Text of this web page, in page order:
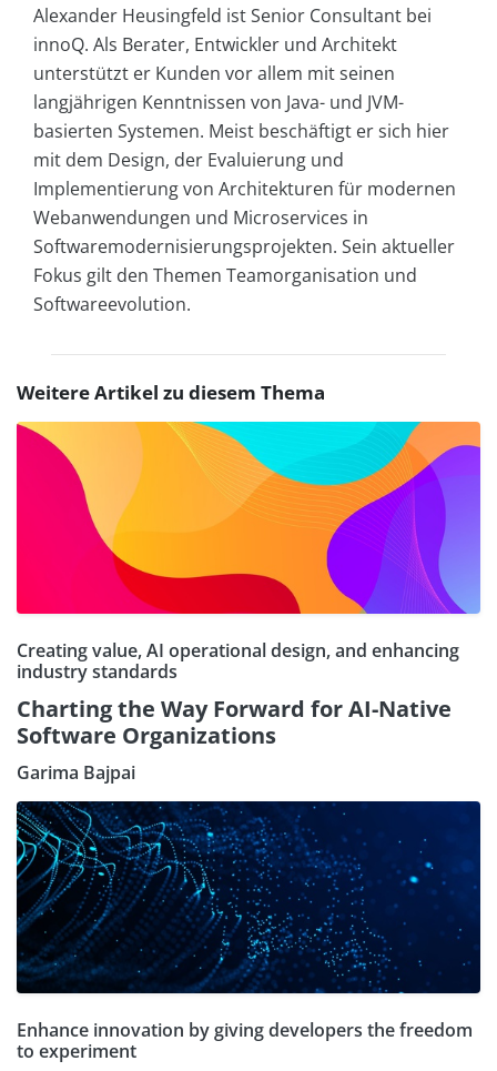
Alexander Heusingfeld ist Senior Consultant bei
innoQ. Als Berater, Entwickler und Architekt
unterstützt er Kunden vor allem mit seinen
langjährigen Kenntnissen von Java- und JVM-
basierten Systemen. Meist beschäftigt er sich hier
mit dem Design, der Evaluierung und
Implementierung von Architekturen für modernen
Webanwendungen und Microservices in
Softwaremodernisierungsprojekten. Sein aktueller
Fokus gilt den Themen Teamorganisation und
Softwareevolution.
Weitere Artikel zu diesem Thema
Creating value, AI operational design, and enhancing
industry standards
Charting the Way Forward for AI-Native
Software Organizations
Garima Bajpai
Enhance innovation by giving developers the freedom
to experiment